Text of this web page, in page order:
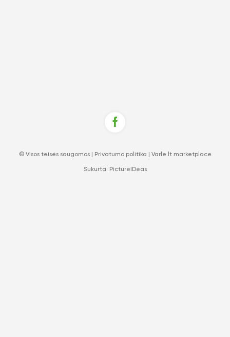
© Visos teisės saugomos | Privatumo politika Varle.lt marketplace
Sukurta: PictureIDeas